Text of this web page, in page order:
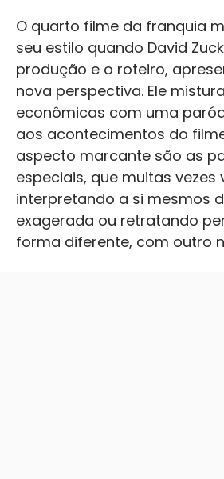
O quarto filme da franquia
seu estilo quando David
produção e o roteiro,
nova perspectiva. Ele
econômicas com uma
aos acontecimentos do
aspecto marcante são as
especiais, que muitas vezes
interpretando a si mesmos
exagerada ou retratando
forma diferente, com outro